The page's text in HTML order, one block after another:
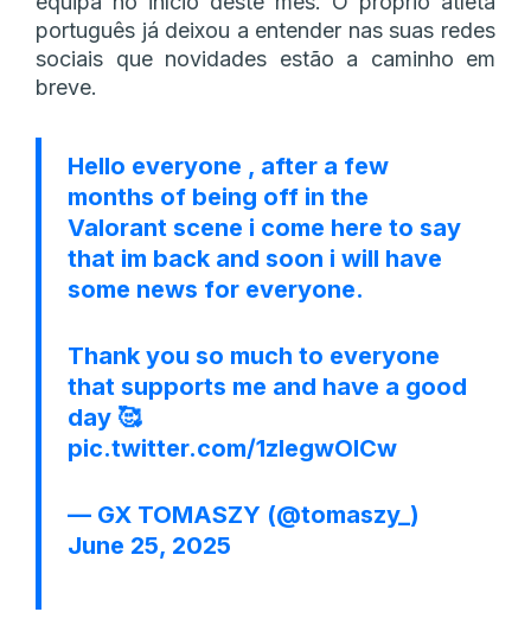
português já deixou a entender nas suas redes
sociais que novidades estão a caminho em
breve.
Hello everyone , after a few
months of being off in the
Valorant scene i come here to say
that im back and soon i will have
some news for everyone.
Thank you so much to everyone
that supports me and have a good
day 🥰
pic.twitter.com/1zIegwOICw
— GX TOMASZY (@tomaszy_)
June 25, 2025